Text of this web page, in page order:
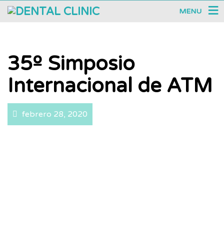
MENU
35º Simposio
Internacional de ATM
febrero 28, 2020